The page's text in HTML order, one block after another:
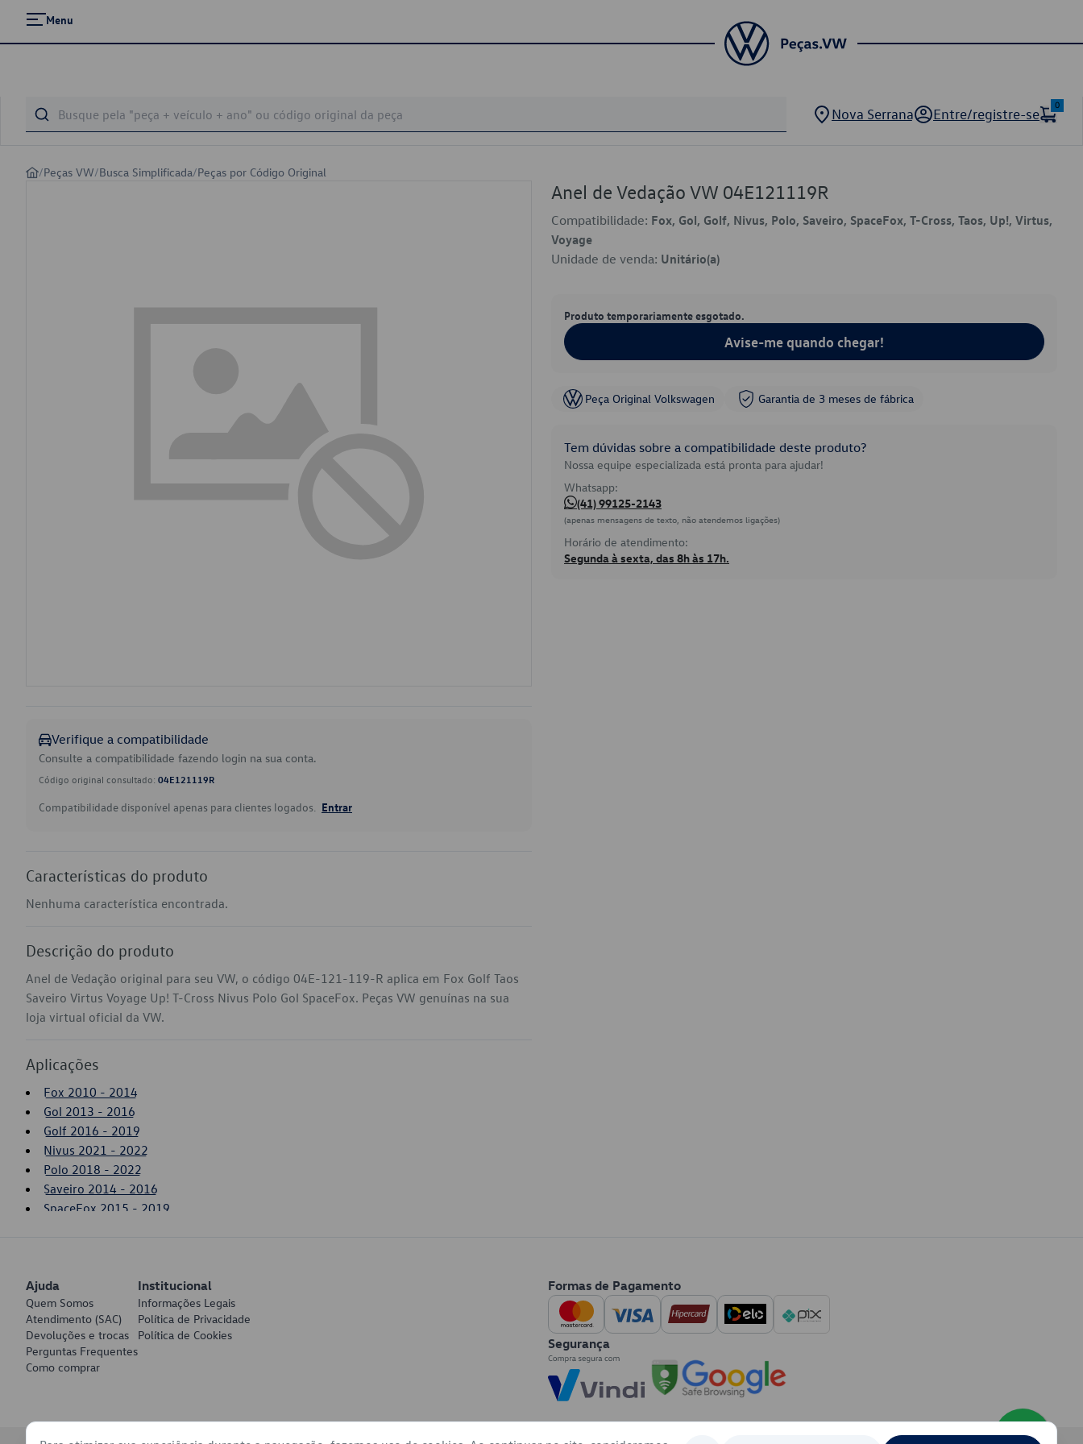
Menu
Nova Serrana Entre/registre-se
0
/Peças VW/Busca Simplificada/Peças por Código Original
Verifique a compatibilidade
Consulte a compatibilidade fazendo login na sua conta.
Código original consultado: 04E121119R
Compatibilidade disponível apenas para clientes logados. Entrar
Características do produto
Nenhuma característica encontrada.
Descrição do produto
Anel de Vedação original para seu VW, o código 04E-121-119-R aplica em Fox Golf Taos
Saveiro Virtus Voyage Up! T-Cross Nivus Polo Gol SpaceFox. Peças VW genuínas na sua
loja virtual oficial da VW.
Aplicações
Fox 2010 - 2014
Gol 2013 - 2016
Golf 2016 - 2019
Nivus 2021 - 2022
Polo 2018 - 2022
Saveiro 2014 - 2016
SpaceFox 2015 - 2019
Virtus 2018 - 2022
Voyage 2017 - 2022
Anel de Vedação VW 04E121119R
Compatibilidade: Fox, Gol, Golf, Nivus, Polo, Saveiro, SpaceFox, T-Cross, Taos, Up!, Virtus,
Voyage
Unidade de venda: Unitário(a)
Produto temporariamente esgotado.
Avise-me quando chegar!
Peça Original Volkswagen Garantia de 3 meses de fábrica
Tem dúvidas sobre a compatibilidade deste produto?
Nossa equipe especializada está pronta para ajudar!
Whatsapp:
(41) 99125-2143
(apenas mensagens de texto, não atendemos ligações)
Horário de atendimento:
Segunda à sexta, das 8h às 17h.
Ajuda
Quem Somos
Atendimento (SAC)
Devoluções e trocas
Perguntas Frequentes
Como comprar
Institucional
Informações Legais
Política de Privacidade
Política de Cookies
Formas de Pagamento
Segurança